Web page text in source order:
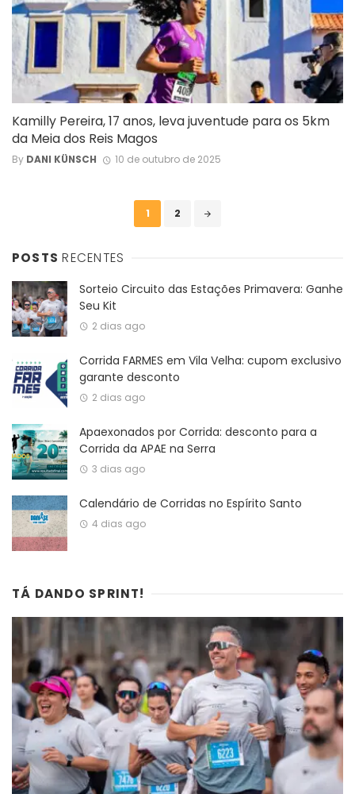
Kamilly Pereira, 17 anos, leva juventude para os 5km
da Meia dos Reis Magos
By DANI KÜNSCH 10 de outubro de 2025
1 2
POSTSRECENTES
Sorteio Circuito das Estações Primavera: Ganhe
Seu Kit
2 dias ago
Corrida FARMES em Vila Velha: cupom exclusivo
garante desconto
2 dias ago
Apaexonados por Corrida: desconto para a
Corrida da APAE na Serra
3 dias ago
Calendário de Corridas no Espírito Santo
4 dias ago
TÁ DANDO SPRINT!